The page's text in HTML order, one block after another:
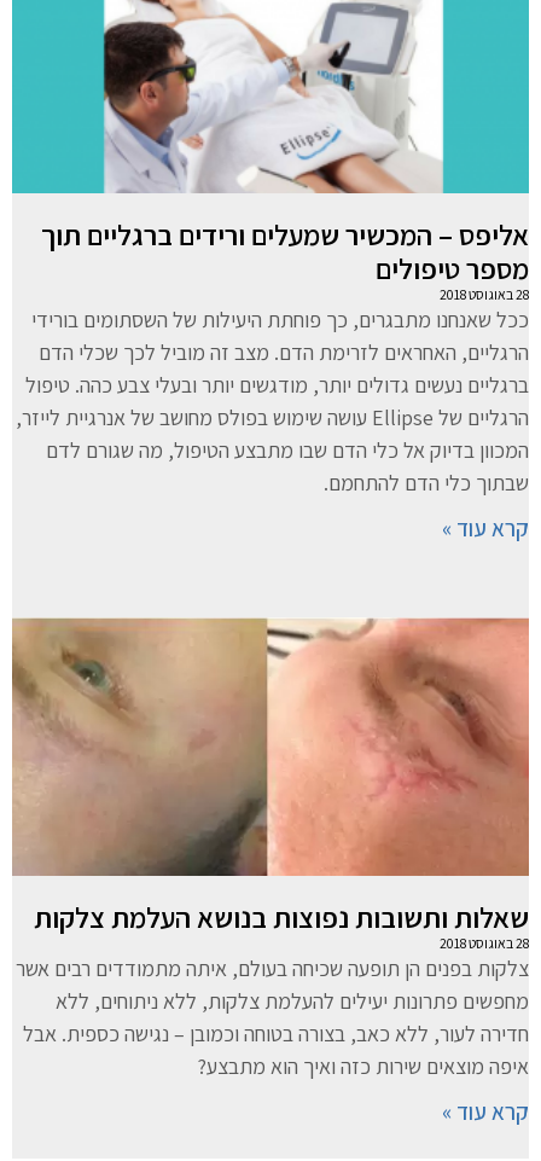
אליפס – המכשיר שמעלים ורידים ברגליים תוך
מספר טיפולים
28 באוגוסט 2018
ככל שאנחנו מתבגרים, כך פוחתת היעילות של השסתומים בורידי
הרגליים, האחראים לזרימת הדם. מצב זה מוביל לכך שכלי הדם
ברגליים נעשים גדולים יותר, מודגשים יותר ובעלי צבע כהה. טיפול
הרגליים של Ellipse עושה שימוש בפולס מחושב של אנרגיית לייזר,
המכוון בדיוק אל כלי הדם שבו מתבצע הטיפול, מה שגורם לדם
שבתוך כלי הדם להתחמם.
קרא עוד »
שאלות ותשובות נפוצות בנושא העלמת צלקות
28 באוגוסט 2018
צלקות בפנים הן תופעה שכיחה בעולם, איתה מתמודדים רבים אשר
מחפשים פתרונות יעילים להעלמת צלקות, ללא ניתוחים, ללא
חדירה לעור, ללא כאב, בצורה בטוחה וכמובן – נגישה כספית. אבל
איפה מוצאים שירות כזה ואיך הוא מתבצע?
קרא עוד »